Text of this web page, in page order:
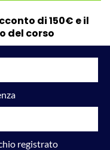
di 150€ e il
del corso
registrato